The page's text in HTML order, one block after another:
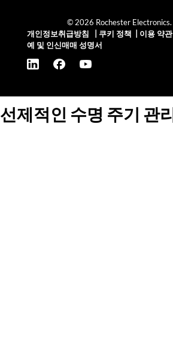
© 2026 Rochester
개인정보취급방침
쿠키 정책 이용 약관
예 및 인신매매 성명서
선제적인 수명 주기 관